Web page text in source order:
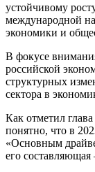
устойчивому
международной
экономики и
В фокусе
российской
структурных
сектора в
Как отметил
понятно, что в
«Основным
его составляющая